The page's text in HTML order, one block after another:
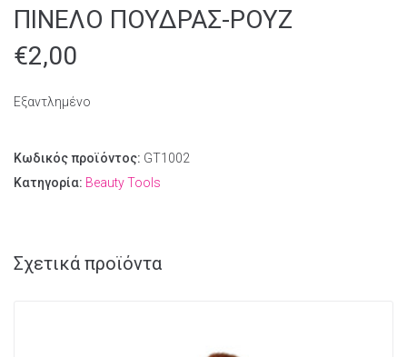
ΠΙΝΕΛΟ ΠΟΥΔΡΑΣ-ΡΟΥΖ
€2,00
Εξαντλημένο
Κωδικός προϊόντος: GT1002
Κατηγορία: Beauty Tools
Σχετικά προϊόντα